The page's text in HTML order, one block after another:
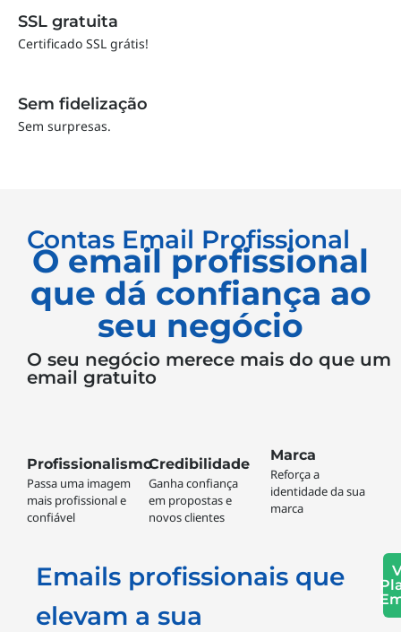
SSL gratuita
Certificado SSL grátis!
Sem fidelização
Sem surpresas.
Contas Email Profissional
O email profissional
que dá confiança ao
seu negócio
O seu negócio merece mais do que um
email gratuito
Profissionalismo
Passa uma imagem
mais profissional e
confiável
Credibilidade
Ganha confiança
em propostas e
novos clientes
Marca
Reforça a
identidade da sua
marca
Emails profissionais que
elevam a sua